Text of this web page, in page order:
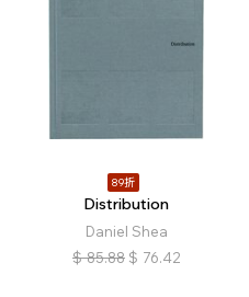
89折
Distribution
Daniel Shea
$ 85.88 $ 76.42